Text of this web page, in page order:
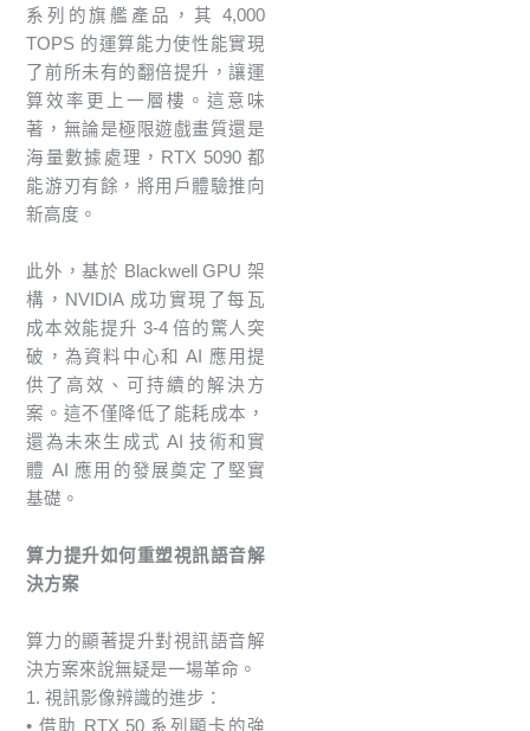
系列的旗艦產品，其 4,000
TOPS 的運算能力使性能實現
了前所未有的翻倍提升，讓運
算效率更上一層樓。這意味
著，無論是極限遊戲畫質還是
海量數據處理，RTX 5090 都
能游刃有餘，將用戶體驗推向
新高度。
此外，基於 Blackwell GPU 架
構，NVIDIA 成功實現了每瓦
成本效能提升 3-4 倍的驚人突
破，為資料中心和 AI 應用提
供了高效、可持續的解決方
案。這不僅降低了能耗成本，
還為未來生成式 AI 技術和實
體 AI 應用的發展奠定了堅實
基礎。
算力提升如何重塑視訊語音解
決方案
算力的顯著提升對視訊語音解
決方案來說無疑是一場革命。
1. 視訊影像辨識的進步：
• 借助 RTX 50 系列顯卡的強